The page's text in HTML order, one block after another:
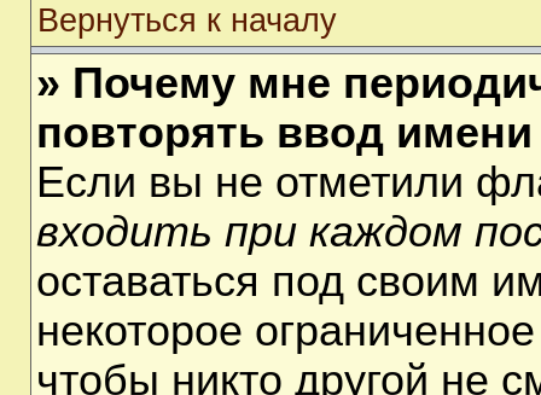
Вернуться к началу
» Почему мне
повторять ввод
Если вы не отметили
входить при каждом
оставаться под своим
некоторое
чтобы никто другой не